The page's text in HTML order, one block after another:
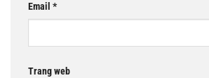
Email *
Trang web